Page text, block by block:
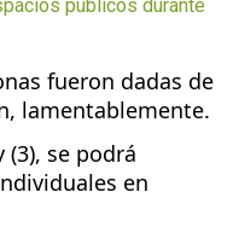
públicos durante
fueron dadas de
lamentablemente.
(3), se podrá
en